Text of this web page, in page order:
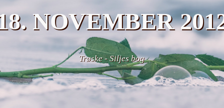
NOVEMBER
Trøske-Siljes bog